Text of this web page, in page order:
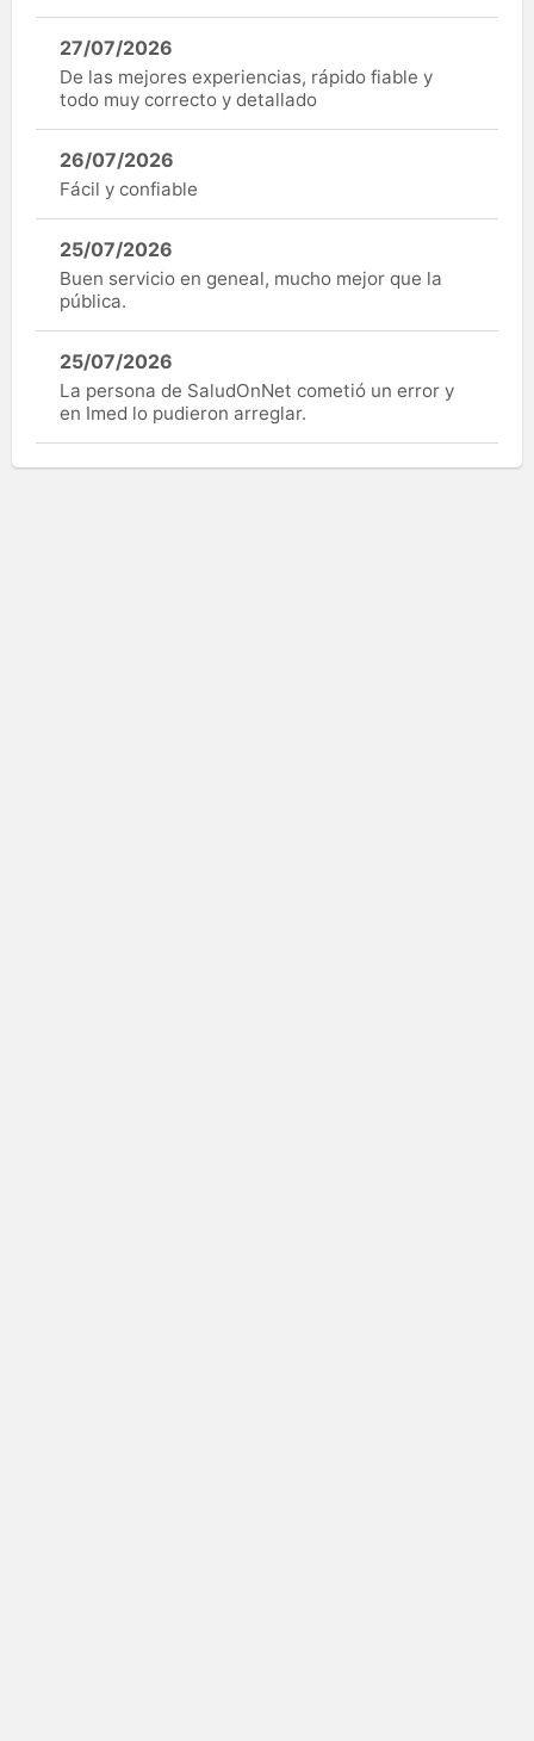
27/07/2026
De las mejores experiencias, rápido fiable y
todo muy correcto y detallado
26/07/2026
Fácil y confiable
25/07/2026
Buen servicio en geneal, mucho mejor que la
pública.
25/07/2026
La persona de SaludOnNet cometió un error y
en Imed lo pudieron arreglar.